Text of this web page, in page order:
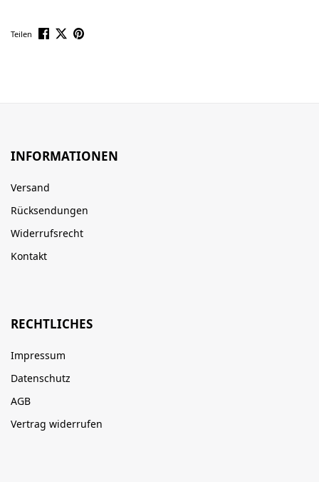
Teilen
INFORMATIONEN
Versand
Rücksendungen
Widerrufsrecht
Kontakt
RECHTLICHES
Impressum
Datenschutz
AGB
Vertrag widerrufen